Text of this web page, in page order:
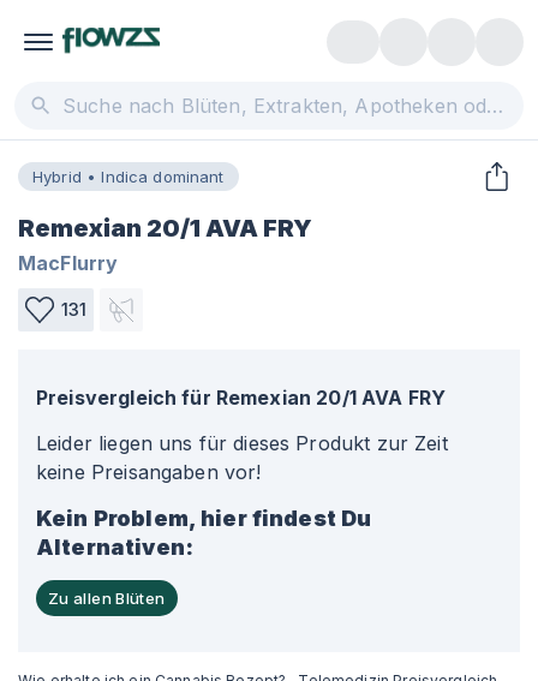
Hybrid • Indica dominant
Remexian 20/1 AVA FRY
MacFlurry
131
Preisvergleich für Remexian 20/1 AVA FRY
Leider liegen uns für dieses Produkt zur Zeit
keine Preisangaben vor!
Kein Problem, hier findest Du
Alternativen:
Zu allen Blüten